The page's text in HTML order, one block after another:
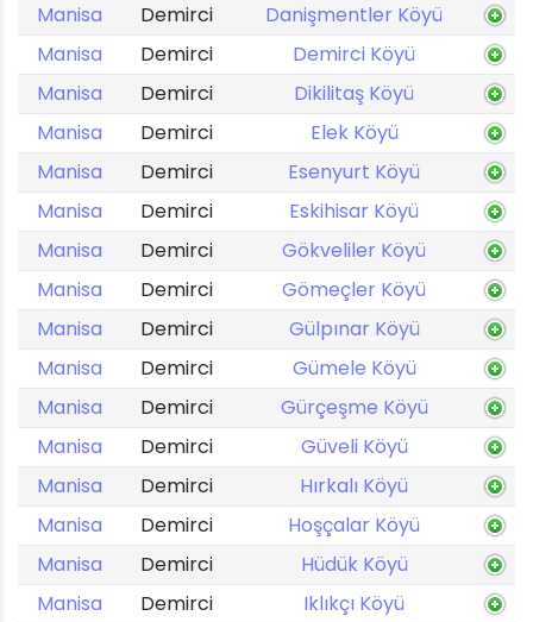
Manisa
Demirci
Danişmentler Köyü
Manisa
Demirci
Demirci Köyü
Manisa
Demirci
Dikilitaş Köyü
Manisa
Demirci
Elek Köyü
Manisa
Demirci
Esenyurt Köyü
Manisa
Demirci
Eskihisar Köyü
Manisa
Demirci
Gökveliler Köyü
Manisa
Demirci
Gömeçler Köyü
Manisa
Demirci
Gülpınar Köyü
Manisa
Demirci
Gümele Köyü
Manisa
Demirci
Gürçeşme Köyü
Manisa
Demirci
Güveli Köyü
Manisa
Demirci
Hırkalı Köyü
Manisa
Demirci
Hoşçalar Köyü
Manisa
Demirci
Hüdük Köyü
Manisa
Demirci
Iklıkçı Köyü